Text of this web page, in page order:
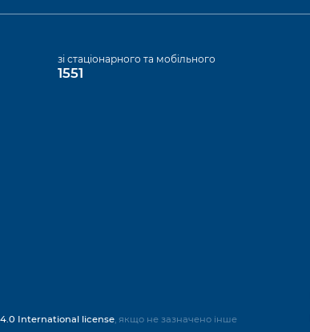
зі стаціонарного та мобільного
1551
International license, якщо не зазначено інше